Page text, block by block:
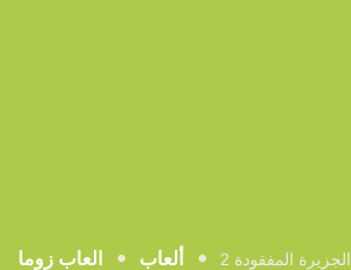
العاب زوما ألعاب الجزيرة المفقودة 2